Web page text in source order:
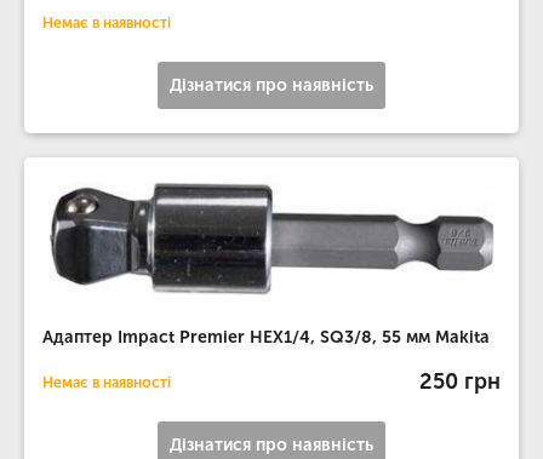
Немає в наявності
Дізнатися про наявність
Адаптер Impact Premier HEX1/4, SQ3/8, 55 мм Makita
Немає в наявності 250 грн
Дізнатися про наявність